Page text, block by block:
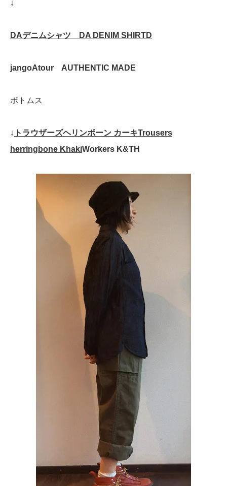
↓
DAデニムシャツ DA DENIM SHIRTD
jangoAtour AUTHENTIC MADE
ボトムス
↓ トラウザーズヘリンボーン カーキTrousers
herringbone KhakiWorkers K&TH